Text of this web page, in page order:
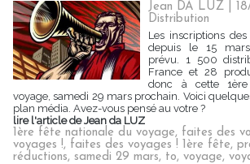
Jean DA LUZ |
Distribution
Les inscriptions
depuis le 15
prévu. 1 500
France et 28
donc à cette
voyage, samedi 29 mars prochain. Voici
plan média. Avez-vous pensé au votre ?
lire l'article de Jean da LUZ
1ère fête nationale du voyage, faites des
voyages !, faites des voyages ! 1ère fête,
réductions, samedi 29 mars, to, voyage,